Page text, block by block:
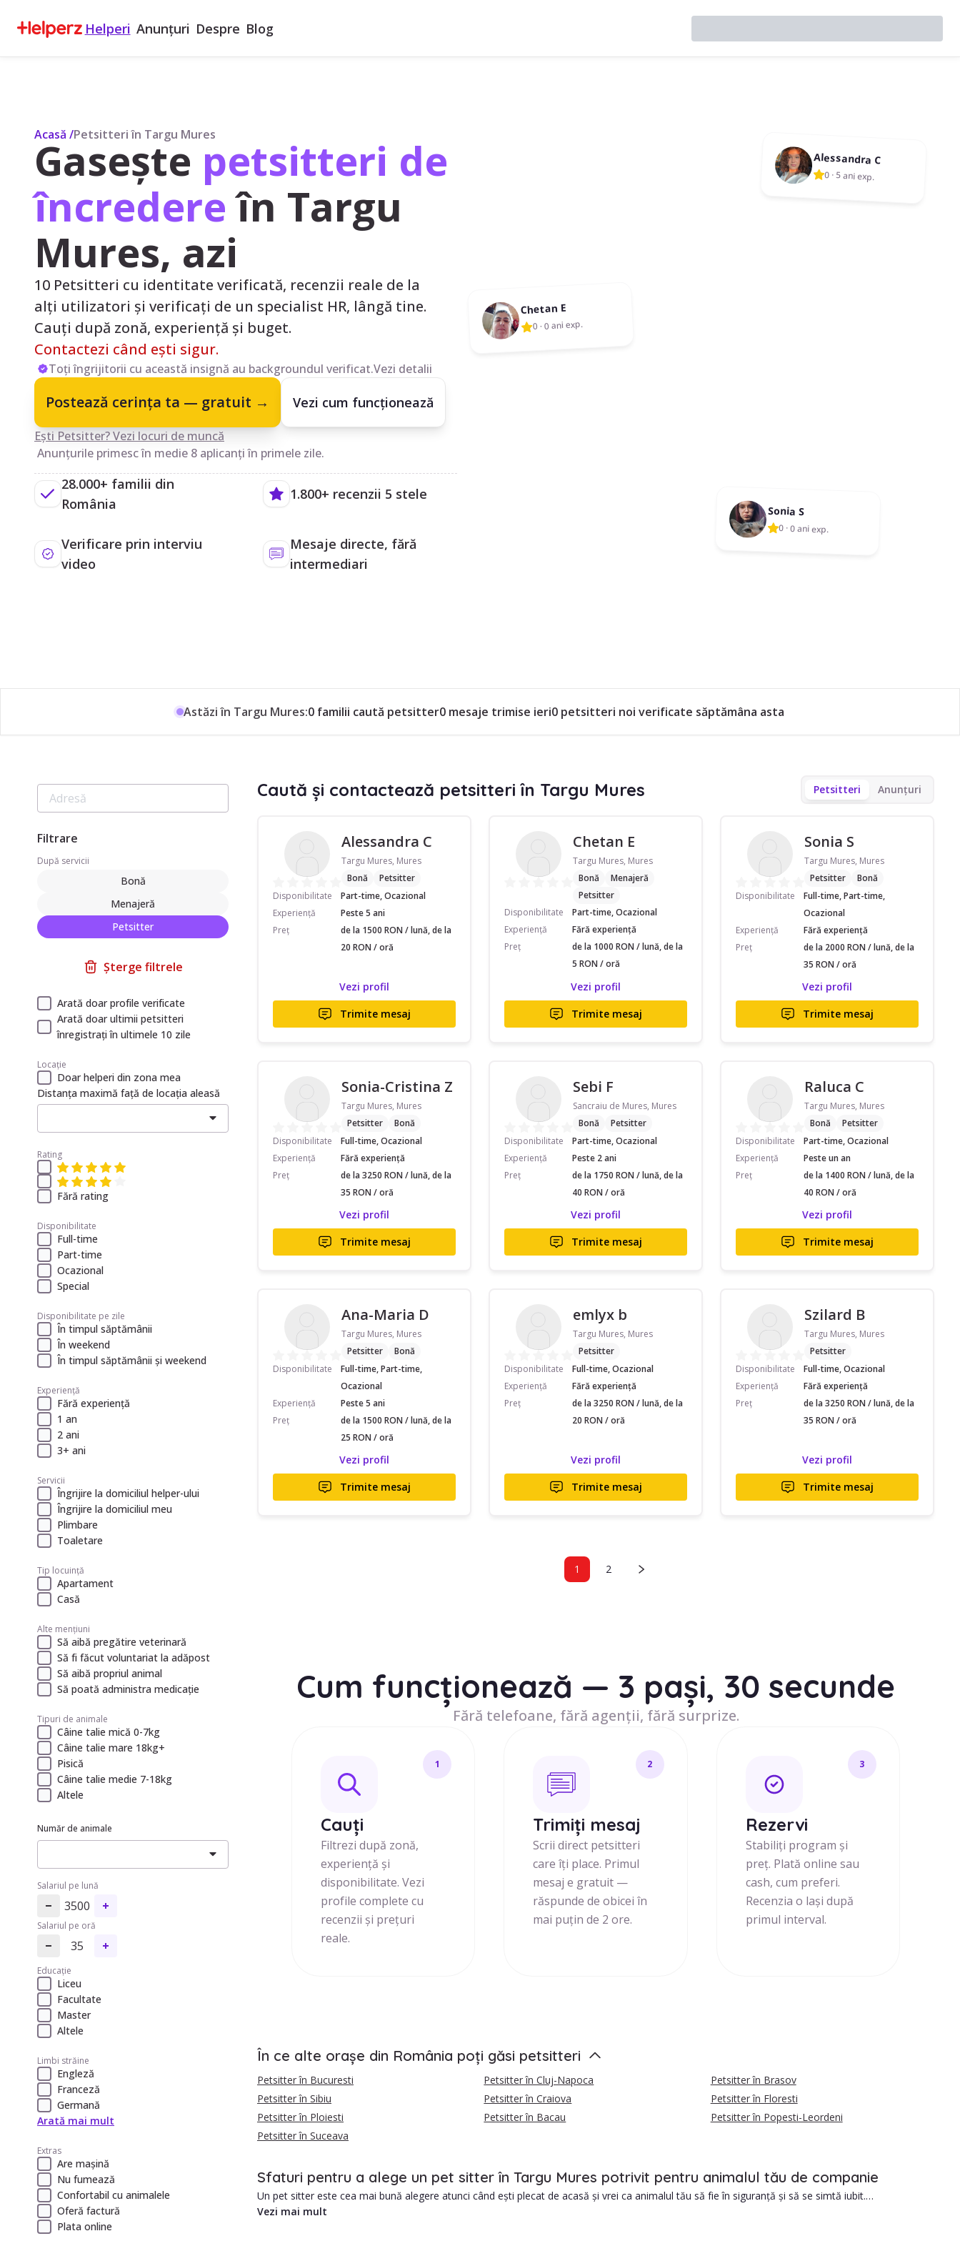
Helperi Anunțuri Despre Blog
Acasă /Petsitteri în Targu Mures
Gasește petsitteri de
încredereîn Targu
Mures, azi
10 Petsitteri cu identitate verificată, recenzii reale de la
alți utilizatori și verificați de un specialist HR, lângă tine.
Cauți după zonă, experiență și buget.
Contactezi când ești sigur.
Toți îngrijitorii cu această insignă au backgroundul verificat.Vezi detalii
Postează cerința ta — gratuit → Vezi cum funcționează
Ești Petsitter? Vezi locuri de muncă
Anunțurile primesc în medie 8 aplicanți în primele zile.
28.000+ familii din
România
1.800+ recenzii 5 stele
Verificare prin interviu
video
Mesaje directe, fără
intermediari
Alessandra C
0 ·5 ani exp.
Chetan E
0 · 0 ani exp.
Sonia S
0 ·0 ani exp.
Astăzi în Targu Mures:0 familii caută petsitter0 mesaje trimise ieri0 petsitteri noi verificate săptămâna asta
Filtrare
După servicii
Bonă
Menajeră
Petsitter
Șterge filtrele
Arată doar profile verificate
Arată doar ultimii petsitteri
înregistrați în ultimele 10 zile
Locație
Doar helperi din zona mea
Distanța maximă față de locația aleasă
Rating
Fără rating
Disponibilitate
Full-time
Part-time
Ocazional
Special
Disponibilitate pe zile
În timpul săptămânii
În weekend
În timpul săptămânii și weekend
Experiență
Fără experiență
1 an
2 ani
3+ ani
Servicii
Îngrijire la domiciliul helper-ului
Îngrijire la domiciliul meu
Plimbare
Toaletare
Tip locuință
Apartament
Casă
Alte mențiuni
Să aibă pregătire veterinară
Să fi făcut voluntariat la adăpost
Să aibă propriul animal
Să poată administra medicație
Tipuri de animale
Câine talie mică 0-7kg
Câine talie mare 18kg+
Pisică
Câine talie medie 7-18kg
Altele
Număr de animale
Salariul pe lună
3500
Salariul pe oră
35
Educație
Liceu
Facultate
Master
Altele
Limbi străine
Engleză
Franceză
Germană
Arată mai mult
Extras
Are mașină
Nu fumează
Confortabil cu animalele
Oferă factură
Plata online
Caută și contactează petsitteri în Targu Mures Petsitteri Anunțuri
Alessandra C
Targu Mures, Mures
Bonă
Petsitter
Disponibilitate
Part-time, Ocazional
Experiență
Peste 5 ani
Preț
de la 1500 RON / lună, de la
20 RON / oră
Vezi profil
Trimite mesaj
Chetan E
Targu Mures, Mures
Bonă
Menajeră
Petsitter
Disponibilitate
Part-time, Ocazional
Experiență
Fără experiență
Preț
de la 1000 RON / lună, de la
5 RON / oră
Vezi profil
Trimite mesaj
Sonia S
Targu Mures, Mures
Petsitter
Bonă
Disponibilitate
Full-time, Part-time,
Ocazional
Experiență
Fără experiență
Preț
de la 2000 RON / lună, de la
35 RON / oră
Vezi profil
Trimite mesaj
Sonia-Cristina Z
Targu Mures, Mures
Petsitter
Bonă
Disponibilitate
Full-time, Ocazional
Experiență
Fără experiență
Preț
de la 3250 RON / lună, de la
35 RON / oră
Vezi profil
Trimite mesaj
Sebi F
Sancraiu de Mures, Mures
Bonă
Petsitter
Disponibilitate
Part-time, Ocazional
Experiență
Peste 2 ani
Preț
de la 1750 RON / lună, de la
40 RON / oră
Vezi profil
Trimite mesaj
Raluca C
Targu Mures, Mures
Bonă
Petsitter
Disponibilitate
Part-time, Ocazional
Experiență
Peste un an
Preț
de la 1400 RON / lună, de la
40 RON / oră
Vezi profil
Trimite mesaj
Ana-Maria D
Targu Mures, Mures
Petsitter
Bonă
Disponibilitate
Full-time, Part-time,
Ocazional
Experiență
Peste 5 ani
Preț
de la 1500 RON / lună, de la
25 RON / oră
Vezi profil
Trimite mesaj
emlyx b
Targu Mures, Mures
Petsitter
Disponibilitate
Full-time, Ocazional
Experiență
Fără experiență
Preț
de la 3250 RON / lună, de la
20 RON / oră
Vezi profil
Trimite mesaj
Szilard B
Targu Mures, Mures
Petsitter
Disponibilitate
Full-time, Ocazional
Experiență
Fără experiență
Preț
de la 3250 RON / lună, de la
35 RON / oră
Vezi profil
Trimite mesaj
1 2
Cum funcționează — 3 pași, 30 secunde
Fără telefoane, fără agenții, fără surprize.
1
Cauți
Filtrezi după zonă,
experiență și
disponibilitate. Vezi
profile complete cu
recenzii și prețuri
reale.
2
Trimiți mesaj
Scrii direct petsitteri
care îți place. Primul
mesaj e gratuit —
răspunde de obicei în
mai puțin de 2 ore.
3
Rezervi
Stabiliți program și
preț. Plată online sau
cash, cum preferi.
Recenzia o lași după
primul interval.
În ce alte orașe din România poți găsi petsitteri
Petsitter în Bucuresti Petsitter în Cluj-Napoca
Petsitter în Brasov
Petsitter în Sibiu
Petsitter în Craiova
Petsitter în Floresti
Petsitter în Ploiesti
Petsitter în Bacau
Petsitter în Popesti-Leordeni
Petsitter în Suceava
Sfaturi pentru a alege un pet sitter în Targu Mures potrivit pentru animalul tău de companie
Un pet sitter este cea mai bună alegere atunci când ești plecat de acasă și vrei ca animalul tău să fie în siguranță și să se simtă iubit.
Vezi mai mult